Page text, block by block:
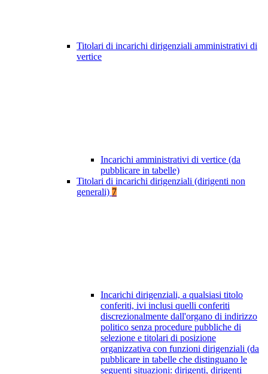
Titolari di incarichi dirigenziali amministrativi di
vertice
Incarichi amministrativi di vertice (da
pubblicare in tabelle)
Titolari di incarichi dirigenziali (dirigenti non
generali) 7
Incarichi dirigenziali, a qualsiasi titolo
conferiti, ivi inclusi quelli conferiti
discrezionalmente dall'organo di indirizzo
politico senza procedure pubbliche di
selezione e titolari di posizione
organizzativa con funzioni dirigenziali (da
pubblicare in tabelle che distinguano le
seguenti situazioni: dirigenti, dirigenti